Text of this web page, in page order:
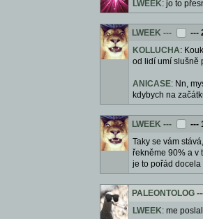
LWEEK: jo to
LWEEK --- ---
KOLLUCHA:
od lidí umí slušně
ANICASE: Nn,
kdybych na
LWEEK --- ---
Taky se vám
řekněme 90% a v
je to pořád
PALEONTOLOG
LWEEK: me